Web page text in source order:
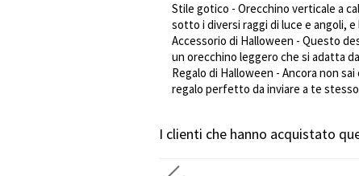
Stile gotico - Orecchino verticale a
sotto i diversi raggi di luce e angoli,
Accessorio di Halloween - Questo
un orecchino leggero che si adatta
Regalo di Halloween - Ancora non
regalo perfetto da inviare a te
I clienti che hanno acquistato